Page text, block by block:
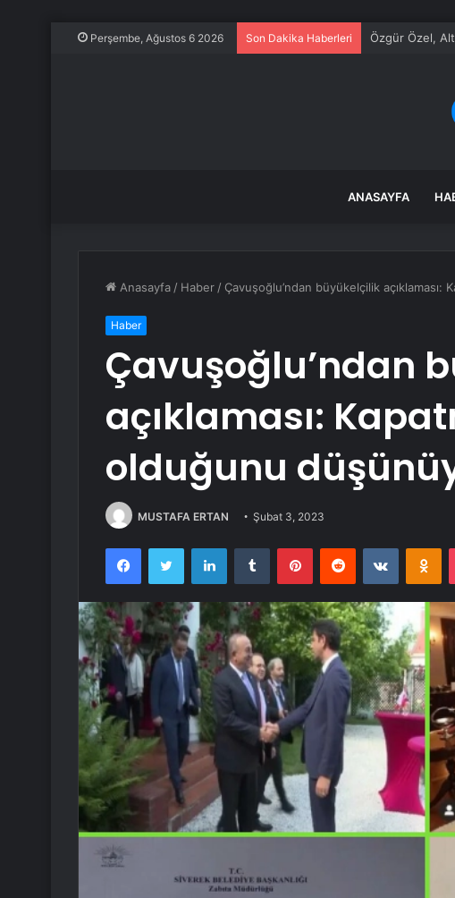
Perşembe, Ağustos 6 2026 Son Dakika Haberleri Özgür Özel,
ANASAYFA
Anasayfa / Haber / Çavuşoğlu’ndan büyükelçilik açıklaması:
Haber
Çavuşoğlu’ndan
açıklaması:
olduğunu
MUSTAFA ERTAN Şubat 3, 2023
FacebookTwitter LinkedInTumblr PinterestReddit VKontakte